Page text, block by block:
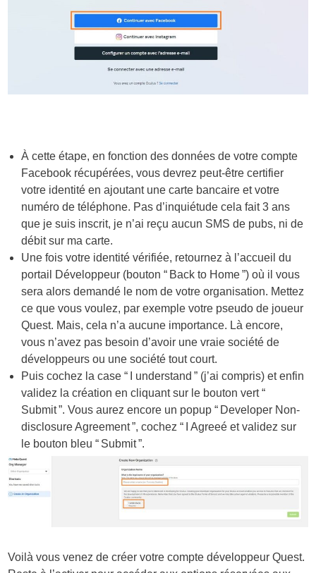
À cette étape, en fonction des données de votre compte
Facebook récupérées, vous devrez peut-être certifier
votre identité en ajoutant une carte bancaire et votre
numéro de téléphone. Pas d’inquiétude cela fait 3 ans
que je suis inscrit, je n’ai reçu aucun SMS de pubs, ni de
débit sur ma carte.
Une fois votre identité vérifiée, retournez à l’accueil du
portail Développeur (bouton “ Back to Home ”) où il vous
sera alors demandé le nom de votre organisation. Mettez
ce que vous voulez, par exemple votre pseudo de joueur
Quest. Mais, cela n’a aucune importance. Là encore,
vous n’avez pas besoin d’avoir une vraie société de
développeurs ou une société tout court.
Puis cochez la case “ I understand ” (j’ai compris) et enfin
validez la création en cliquant sur le bouton vert “
Submit ”. Vous aurez encore un popup “ Developer Non-
disclosure Agreement ”, cochez “ I Agreeé et validez sur
le bouton bleu “ Submit ”.
Voilà vous venez de créer votre compte développeur Quest.